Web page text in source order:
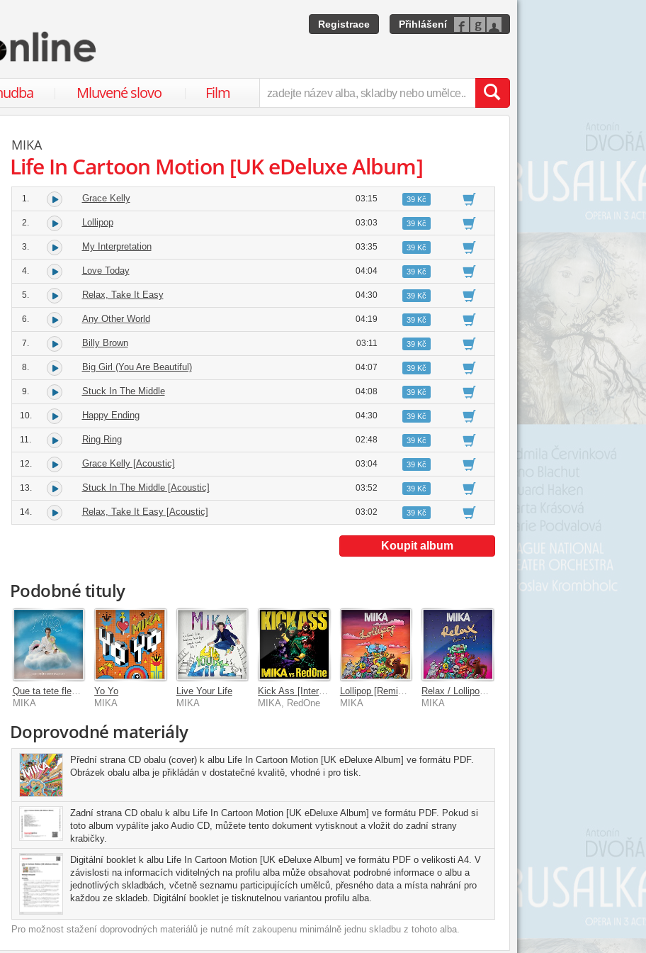
Registrace Přihlášení
Mluvené slovo Film
MIKA
Life In Cartoon Motion [UK eDeluxe Album]
1. Grace Kelly 03:15 39 Kč
2. Lollipop 03:03 39 Kč
3. My Interpretation 03:35 39 Kč
4. Love Today 04:04 39 Kč
5. Relax, Take It Easy 04:30 39 Kč
6. Any Other World 04:19 39 Kč
7. Billy Brown 03:11 39 Kč
8. Big Girl (You Are Beautiful) 04:07 39 Kč
9. Stuck In The Middle 04:08 39 Kč
10. Happy Ending 04:30 39 Kč
11. Ring Ring 02:48 39 Kč
12. Grace Kelly [Acoustic] 03:04 39 Kč
13. Stuck In The Middle [Acoustic] 03:52 39 Kč
14. Relax, Take It Easy [Acoustic] 03:02 39 Kč
Koupit album
Podobné tituly
Que ta tete fleurisse toujours
MIKA
Yo Yo
MIKA
Live Your Life
MIKA
MIKA, RedOne
MIKA
MIKA
Doprovodné materiály
Přední strana CD obalu (cover) k albu Life In Cartoon Motion [UK eDeluxe Album] ve formátu PDF.
Obrázek obalu alba je přikládán v dostatečné kvalitě, vhodné i pro tisk.
Zadní strana CD obalu k albu Life In Cartoon Motion [UK eDeluxe Album] ve formátu PDF. Pokud si
toto album vypálíte jako Audio CD, můžete tento dokument vytisknout a vložit do zadní strany
krabičky.
Digitální booklet k albu Life In Cartoon Motion [UK eDeluxe Album] ve formátu PDF o velikosti A4. V
závislosti na informacích viditelných na profilu alba může obsahovat podrobné informace o albu a
jednotlivých skladbách, včetně seznamu participujících umělců, přesného data a místa nahrání pro
každou ze skladeb. Digitální booklet je tisknutelnou variantou profilu alba.
Pro možnost stažení doprovodných materiálů je nutné mít zakoupenu minimálně jednu skladbu z tohoto alba.